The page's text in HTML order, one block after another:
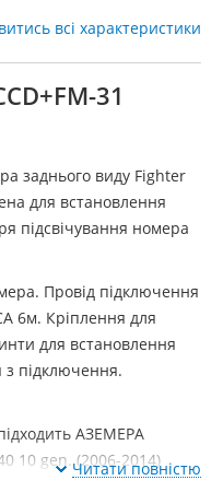
всі характеристики
31
заднього виду Fighter
для встановлення
підсвічування номера
Провід підключення
6м. Кріплення для
для встановлення
з підключення.
АЗЕМЕРА
10 gen. (2006-2014)
Читати повністю